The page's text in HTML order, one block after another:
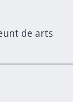
de arts